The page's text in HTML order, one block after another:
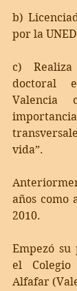
b)
por la
c)
doctoral
vida”.
años como
2010.
Empezó su
el
Alfafar